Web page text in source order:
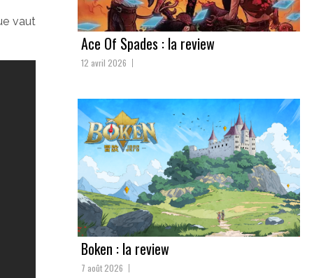
vaut
Ace Of Spades : la review
12 avril 2026
Boken : la review
7 août 2026